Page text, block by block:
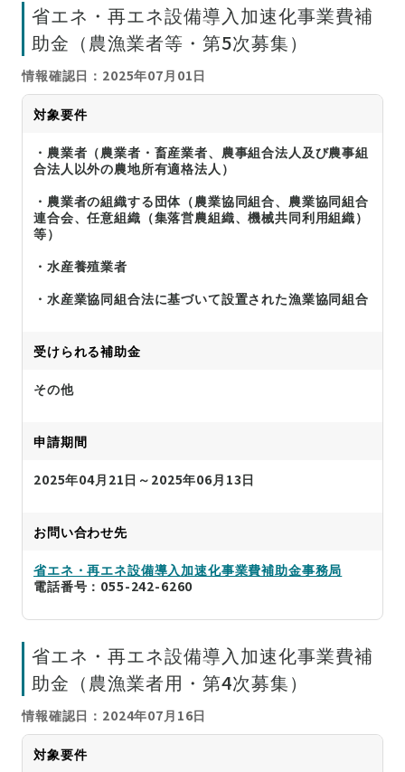
省エネ・再エネ設備導入加速化事業費補
助金（農漁業者等・第5次募集）
情報確認日：2025年07月01日
対象要件
・農業者（農業者・畜産業者、農事組合法人及び農事組
合法人以外の農地所有適格法人）
・農業者の組織する団体（農業協同組合、農業協同組合
連合会、任意組織（集落営農組織、機械共同利用組織）
等）
・水産養殖業者
・水産業協同組合法に基づいて設置された漁業協同組合
受けられる補助金
その他
申請期間
2025年04月21日～2025年06月13日
お問い合わせ先
省エネ・再エネ設備導入加速化事業費補助金事務局
電話番号：055-242-6260
省エネ・再エネ設備導入加速化事業費補
助金（農漁業者用・第4次募集）
情報確認日：2024年07月16日
対象要件